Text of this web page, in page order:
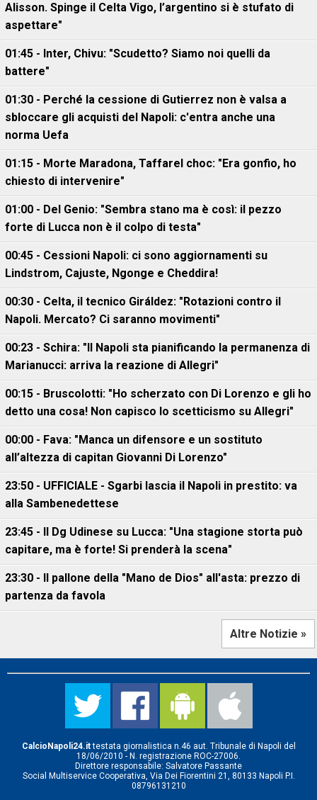
Alisson. Spinge il Celta Vigo, l’argentino si è stufato di
aspettare"
01:45 - Inter, Chivu: "Scudetto? Siamo noi quelli da
battere"
01:30 - Perché la cessione di Gutierrez non è valsa a
sbloccare gli acquisti del Napoli: c'entra anche una
norma Uefa
01:15 - Morte Maradona, Taffarel choc: "Era gonfio, ho
chiesto di intervenire"
01:00 - Del Genio: "Sembra stano ma è così: il pezzo
forte di Lucca non è il colpo di testa"
00:45 - Cessioni Napoli: ci sono aggiornamenti su
Lindstrom, Cajuste, Ngonge e Cheddira!
00:30 - Celta, il tecnico Giráldez: "Rotazioni contro il
Napoli. Mercato? Ci saranno movimenti"
00:23 - Schira: "Il Napoli sta pianificando la permanenza di
Marianucci: arriva la reazione di Allegri"
00:15 - Bruscolotti: "Ho scherzato con Di Lorenzo e gli ho
detto una cosa! Non capisco lo scetticismo su Allegri"
00:00 - Fava: "Manca un difensore e un sostituto
all’altezza di capitan Giovanni Di Lorenzo"
23:50 - UFFICIALE - Sgarbi lascia il Napoli in prestito: va
alla Sambenedettese
23:45 - Il Dg Udinese su Lucca: "Una stagione storta può
capitare, ma è forte! Si prenderà la scena"
23:30 - Il pallone della "Mano de Dios" all'asta: prezzo di
partenza da favola
Altre Notizie »
CalcioNapoli24.ittestata giornalistica n.46 aut. Tribunale di Napoli del
18/06/2010 - N. registrazione ROC-27006.
Direttore responsabile: Salvatore Passante
Social Multiservice Cooperativa, Via Dei Fiorentini 21, 80133 Napoli P.I.
08796131210